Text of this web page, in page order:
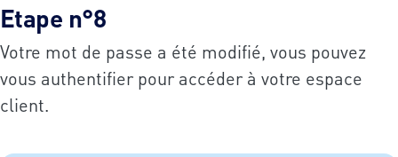
Etape n°8
Votre mot de passe a été modifié, vous pouvez
vous authentifier pour accéder à votre espace
client.